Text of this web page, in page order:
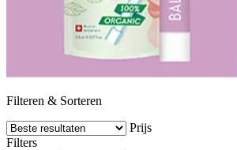
Filteren & Sorteren
Prijs
Filters